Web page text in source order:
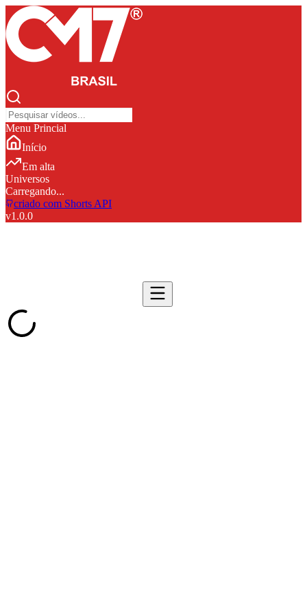
Menu Princial
Início
Em alta
Universos
Carregando...
criado com Shorts API
v1.0.0